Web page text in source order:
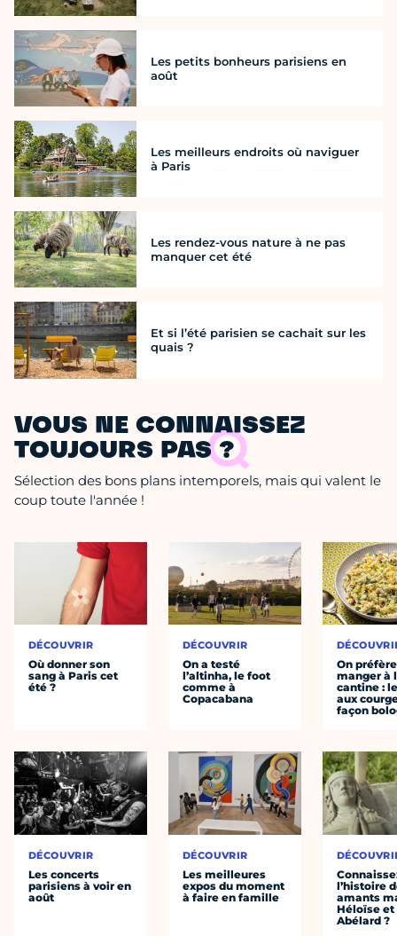
Les petits bonheurs parisiens en
août
Les meilleurs endroits où naviguer
à Paris
Les rendez-vous nature à ne pas
manquer cet été
Et si l’été parisien se cachait sur les
quais ?
VOUS NE CONNAISSEZ
TOUJOURS PAS ?
Sélection des bons plans intemporels, mais qui valent le
coup toute l'année !
DÉCOUVRIR
Où donner son
sang à Paris cet
été ?
DÉCOUVRIR
Les concerts
parisiens à voir en
août
DÉCOUVRIR
On a testé
l’altinha, le foot
comme à
Copacabana
DÉCOUVRIR
Les meilleures
expos du moment
à faire en famille
On préfère
manger à
cantine :
aux
façon
l’histoire
amants
Héloïse et
Abélard ?